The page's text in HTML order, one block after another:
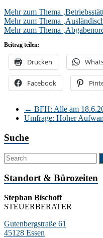
Mehr zum Thema
Mehr zum Thema
Mehr zum Thema
Beitrag teilen:
Drucken
Facebook
← BFH: Alle am
Umfrage: Hoher
Suche
Standort & Bürozeiten
Stephan Bischoff
STEUERBERATER
Gutenbergstraße 61
45128 Essen